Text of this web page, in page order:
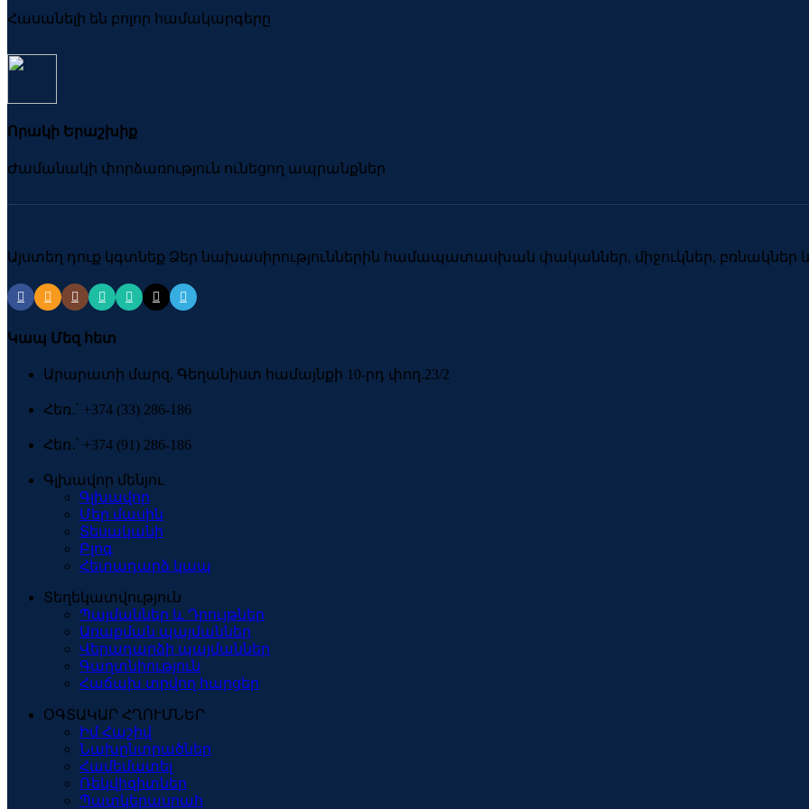
Հասանելի են բոլոր համակարգերը
Որակի Երաշխիք
Ժամանակի փորձառություն ունեցող ապրանքներ
Այստեղ դուք կգտնեք Ձեր նախասիրություններին համապատասխան փականներ, միջուկներ, բռնակներ և
Կապ Մեզ հետ
Արարատի մարզ, Գեղանիստ համայնքի 10-րդ փող.23/2
Հեռ․՝ +374 (33) 286-186
Հեռ․՝ +374 (91) 286-186
Գլխավոր մենյու
Գլխավոր
Մեր մասին
Տեսականի
Բլոգ
Հետադարձ կապ
Տեղեկատվություն
Պայմաններ և Դրույթներ
Առաքման պայմաններ
Վերադարձի պայմաններ
Գաղտնիություն
Հաճախ տրվող հարցեր
ՕԳՏԱԿԱՐ ՀՂՈՒՄՆԵՐ
Իմ Հաշիվ
Նախընտրածներ
Համեմատել
Ռեկվիզիտներ
Պատկերասրահ